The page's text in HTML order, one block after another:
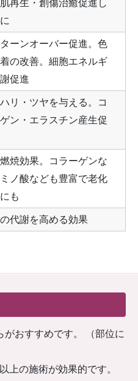
再生・創傷治癒促進し
ーンオーバー促進。色
の改善。細胞エネルギ
促進
リ・ツヤを与える。コ
ン・エラスチン産生促
焼効果。コラーゲンな
ノ酸なども豊富で老化
も
代謝を高める効果
おすすめです。 （部位に
上の施術が効果的です。